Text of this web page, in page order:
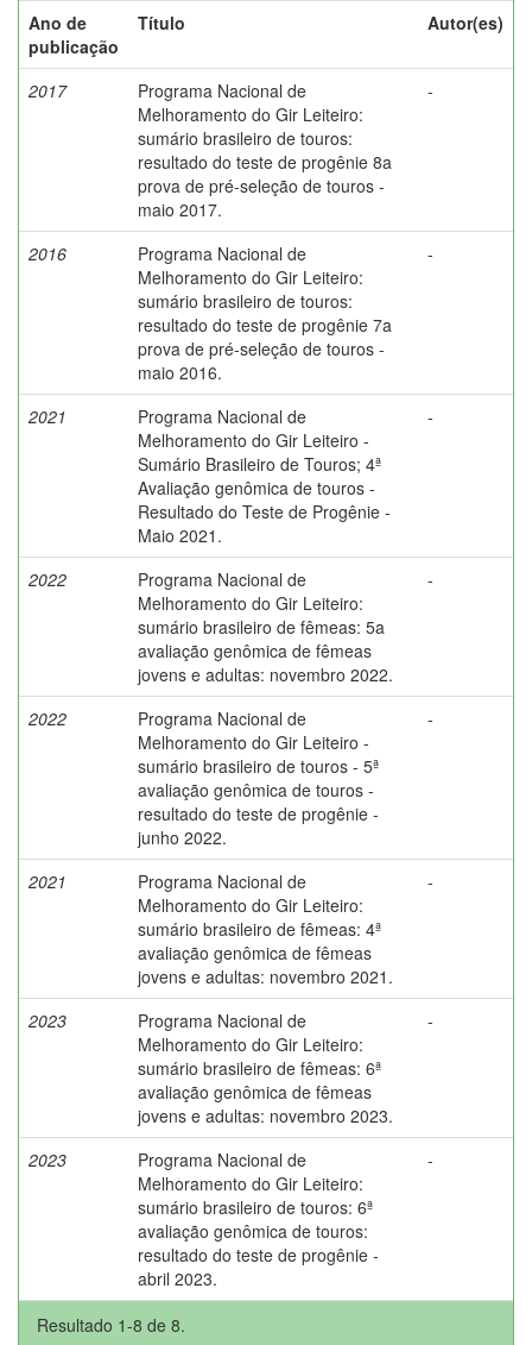
Ano de
publicação
Título Autor(es)
2017
Programa Nacional de
Melhoramento do Gir Leiteiro:
sumário brasileiro de touros:
resultado do teste de progênie 8a
prova de pré-seleção de touros -
maio 2017.
-
2016
Programa Nacional de
Melhoramento do Gir Leiteiro:
sumário brasileiro de touros:
resultado do teste de progênie 7a
prova de pré-seleção de touros -
maio 2016.
-
2021
Programa Nacional de
Melhoramento do Gir Leiteiro -
Sumário Brasileiro de Touros; 4ª
Avaliação genômica de touros -
Resultado do Teste de Progênie -
Maio 2021.
-
2022
Programa Nacional de
Melhoramento do Gir Leiteiro:
sumário brasileiro de fêmeas: 5a
avaliação genômica de fêmeas
jovens e adultas: novembro 2022.
-
2022
Programa Nacional de
Melhoramento do Gir Leiteiro -
sumário brasileiro de touros - 5ª
avaliação genômica de touros -
resultado do teste de progênie -
junho 2022.
-
2021
Programa Nacional de
Melhoramento do Gir Leiteiro:
sumário brasileiro de fêmeas: 4ª
avaliação genômica de fêmeas
jovens e adultas: novembro 2021.
-
2023
Programa Nacional de
Melhoramento do Gir Leiteiro:
sumário brasileiro de fêmeas: 6ª
avaliação genômica de fêmeas
jovens e adultas: novembro 2023.
-
2023
Programa Nacional de
Melhoramento do Gir Leiteiro:
sumário brasileiro de touros: 6ª
avaliação genômica de touros:
resultado do teste de progênie -
abril 2023.
-
Resultado 1-8 de 8.